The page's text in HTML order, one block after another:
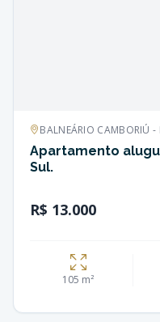
BALNEÁRIO CAMBORIÚ -
Apartamento
Sul.
R$ 13.000
105 m²